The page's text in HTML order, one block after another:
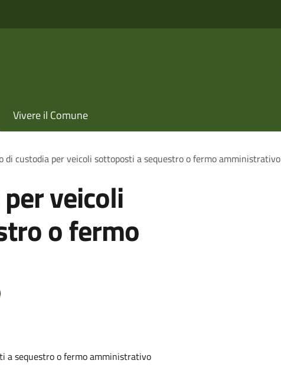
Vivere il Comune
di custodia per veicoli sottoposti a sequestro o fermo amministrativo
veicoli
o fermo
a sequestro o fermo amministrativo